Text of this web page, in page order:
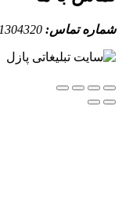
تماس:02191304320